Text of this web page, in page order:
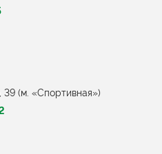
(м. «Спортивная»)